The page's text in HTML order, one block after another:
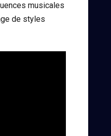
musicales
de styles